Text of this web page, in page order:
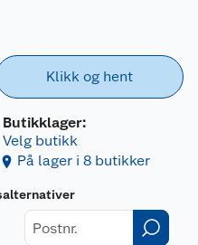
Klikk og hent
Butikklager:
Velg butikk
På lager i 8 butikker